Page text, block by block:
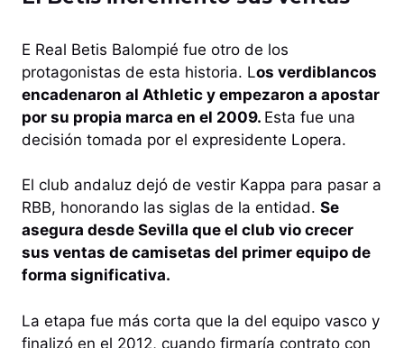
E Real Betis Balompié fue otro de los
protagonistas de esta historia. Los verdiblancos
encadenaron al Athletic y empezaron a apostar
por su propia marca en el 2009. Esta fue una
decisión tomada por el expresidente Lopera.
El club andaluz dejó de vestir Kappa para pasar a
RBB, honorando las siglas de la entidad. Se
asegura desde Sevilla que el club vio crecer
sus ventas de camisetas del primer equipo de
forma significativa.
La etapa fue más corta que la del equipo vasco y
finalizó en el 2012, cuando firmaría contrato con